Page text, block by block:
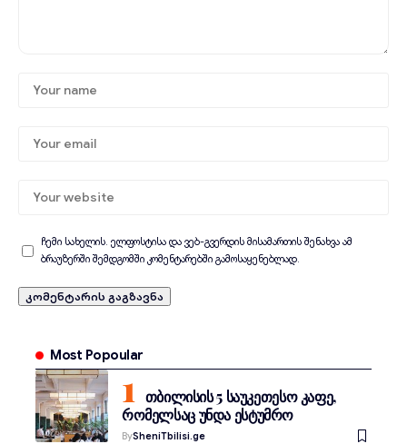
ჩემი სახელის. ელფოსტისა და ვებ-გვერდის მისამართის შენახვა ამ
ბრაუზერში შემდგომში კომენტარებში გამოსაყენებლად.
Most Popoular
თბილისის 5 საუკეთესო კაფე,
რომელსაც უნდა ესტუმრო
BySheniTbilisi.ge